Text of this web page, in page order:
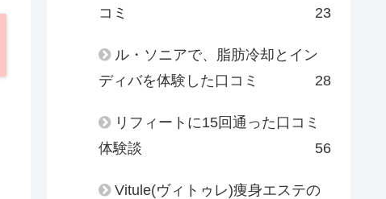
コミ
23
ル・ソニアで、脂肪冷却とイン
ディバを体験した口コミ
28
リフィートに15回通った口コミ
体験談
56
Vitule(ヴィトゥレ)痩身エステの